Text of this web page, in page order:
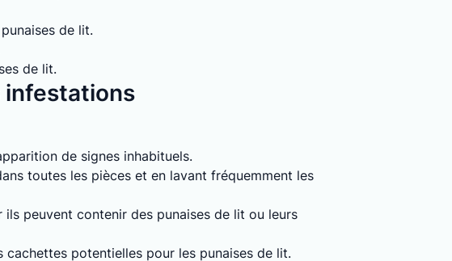
de lit.
de lit.
infestations
de signes inhabituels.
toutes les pièces et en lavant fréquemment les
ils peuvent contenir des punaises de lit ou leurs
cachettes potentielles pour les punaises de lit.